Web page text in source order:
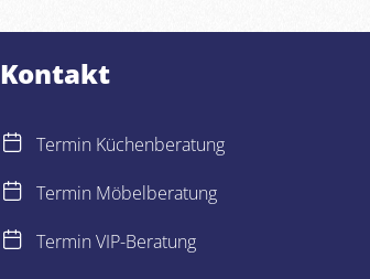
Kontakt
Termin Küchenberatung
Termin Möbelberatung
Termin VIP-Beratung